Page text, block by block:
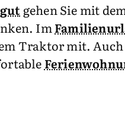
gehen Sie mit
Im
Traktor mit.